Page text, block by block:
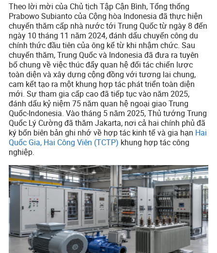
Theo lời mời của Chủ tịch Tập Cận Bình, Tổng thống
Prabowo Subianto của Cộng hòa Indonesia đã thực hiện
chuyến thăm cấp nhà nước tới Trung Quốc từ ngày 8 đến
ngày 10 tháng 11 năm 2024, đánh dấu chuyến công du
chính thức đầu tiên của ông kể từ khi nhậm chức. Sau
chuyến thăm, Trung Quốc và Indonesia đã đưa ra tuyên
bố chung về việc thúc đẩy quan hệ đối tác chiến lược
toàn diện và xây dựng cộng đồng với tương lai chung,
cam kết tạo ra một khung hợp tác phát triển toàn diện
mới. Sự tham gia cấp cao đã tiếp tục vào năm 2025,
đánh dấu kỷ niệm 75 năm quan hệ ngoại giao Trung
Quốc-Indonesia. Vào tháng 5 năm 2025, Thủ tướng Trung
Quốc Lý Cường đã thăm Jakarta, nơi cả hai chính phủ đã
ký bốn biên bản ghi nhớ về hợp tác kinh tế và gia hạn Hai
Quốc Gia, Hai Công Viên (TCTP) khung hợp tác công
nghiệp.